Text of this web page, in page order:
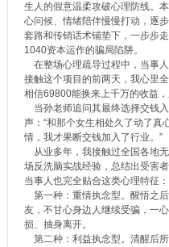
生人的假意温柔攻破心理防线。
心问候、情绪陪伴慢慢打动，逐
套路和传销话术铺垫下，一步步
1040资本运作的骗局陷阱。
在整场心理疏导过程中，当事
接触这个项目的前两天，我心里
相信69800能换来上千万的收益
当孙老师追问其最终选择交钱
声：“和那个女生相处久了动了真
情，我才果断交钱加入了行业。”
从业多年，我接触过全国各地
场反洗脑实战经验，总结出受害
当事人也完全贴合这类心理特征：
第一种：重情执念型。醒悟之
友，不甘心身边人继续受骗，一
损、抽身离开。
第二种：利益执念型。清醒后